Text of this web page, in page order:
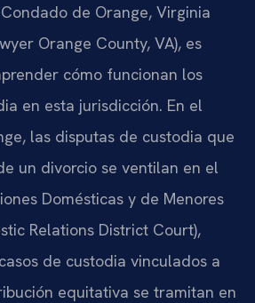
de Orange, Virginia
Orange County, VA), es
cómo funcionan los
en esta jurisdicción. En el
las disputas de custodia que
un divorcio se ventilan en el
Domésticas y de Menores
Relations District Court),
de custodia vinculados a
equitativa se tramitan en